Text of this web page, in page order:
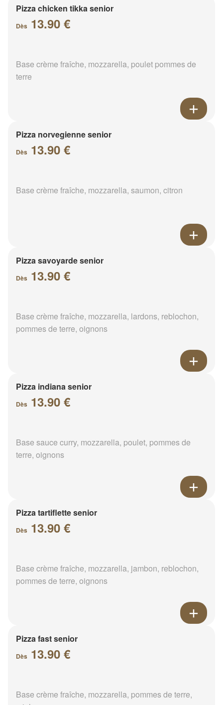
Pizza chicken tikka senior
Dès 13.90 €
Base crème fraîche, mozzarella, poulet pommes de
terre
Pizza norvegienne senior
Dès 13.90 €
Base crème fraîche, mozzarella, saumon, citron
Pizza savoyarde senior
Dès 13.90 €
Base crème fraîche, mozzarella, lardons, reblochon,
pommes de terre, oignons
Pizza indiana senior
Dès 13.90 €
Base sauce curry, mozzarella, poulet, pommes de
terre, oignons
Pizza tartiflette senior
Dès 13.90 €
Base crème fraîche, mozzarella, jambon, reblochon,
pommes de terre, oignons
Pizza fast senior
Dès 13.90 €
Base crème fraîche, mozzarella, pommes de terre,